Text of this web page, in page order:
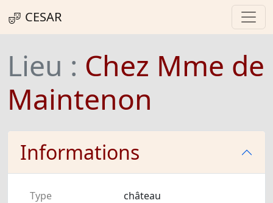
CESAR
Lieu : Chez Mme de
Maintenon
Informations
Type
château